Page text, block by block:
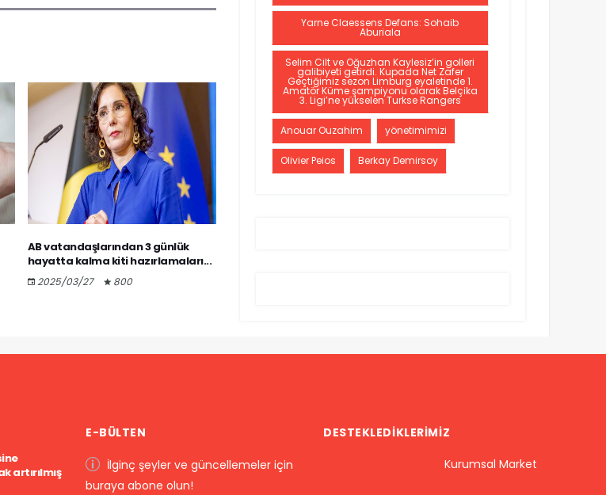
AB vatandaşlarından 3 günlük
hayatta kalma kiti hazırlamaları...
2025/03/27 800
Yarne Claessens Defans: Sohaib
Aburiala
Selim Cilt ve Oğuzhan Kaylesiz’in golleri
galibiyeti getirdi. Kupada Net Zafer
Geçtiğimiz sezon Limburg eyaletinde 1.
Amatör Küme şampiyonu olarak Belçika
3. Ligi’ne yükselen Turkse Rangers
Anouar Ouzahim yönetimimizi
Olivier Peios Berkay Demirsoy
artırılmış
E-BÜLTEN
İlginç şeyler ve güncellemeler için
buraya abone olun!
DESTEKLEDIKLERIMIZ
Kurumsal Market